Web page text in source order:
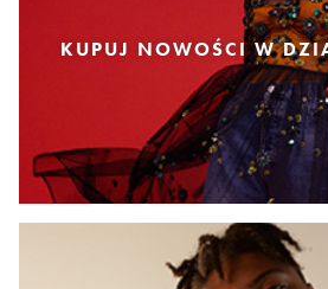
KUPUJ NOWOŚCI W